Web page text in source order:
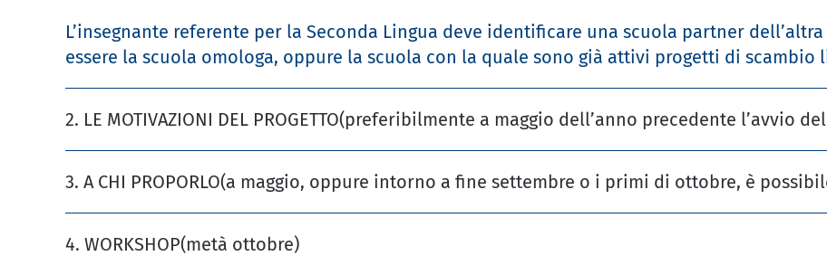
L’insegnante referente per la Seconda Lingua deve identificare una scuola partner
essere la scuola omologa, oppure la scuola con la quale sono già attivi progetti di scambio
2. LE MOTIVAZIONI DEL PROGETTO(preferibilmente a maggio dell’anno precedente l’avvio
3. A CHI PROPORLO(a maggio, oppure intorno a fine settembre o i primi di ottobre, è
4. WORKSHOP(metà ottobre)